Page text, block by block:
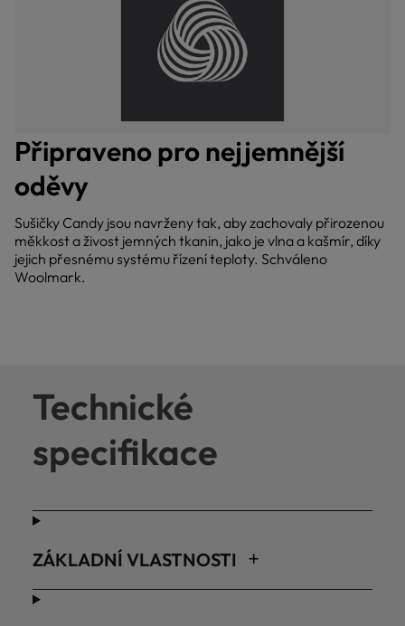
Připraveno pro nejjemnější
oděvy
Sušičky Candy jsou navrženy tak, aby zachovaly přirozenou
měkkost a živost jemných tkanin, jako je vlna a kašmír, díky
jejich přesnému systému řízení teploty. Schváleno
Woolmark.
Technické
specifikace
ZÁKLADNÍ VLASTNOSTI